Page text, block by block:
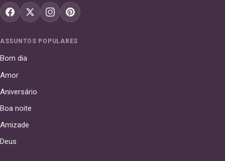
ASSUNTOS POPULARES
Bom dia
Amor
Aniversário
Boa noite
Amizade
Deus